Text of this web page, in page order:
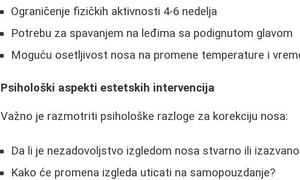
Ograničenje fizičkih aktivnosti 4-6 nedelja
Potrebu za spavanjem na leđima sa podignutom glavom
Moguću osetljivost nosa na promene temperature i
Psihološki aspekti estetskih intervencija
Važno je razmotriti psihološke razloge za korekciju nosa:
Da li je nezadovoljstvo izgledom nosa stvarno ili
Kako će promena izgleda uticati na samopouzdanje?